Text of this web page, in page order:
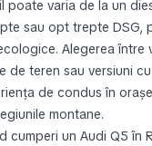
poate varia de la un
sau opt trepte DSG,
Alegerea între
de teren sau versiuni
de condus în
montane.
cumperi un Audi Q5 în